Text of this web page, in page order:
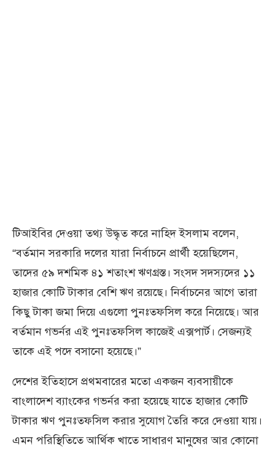
টিআইবির দেওয়া তথ্য উদ্ধৃত করে নাহিদ ইসলাম বলেন,
“বর্তমান সরকারি দলের যারা নির্বাচনে প্রার্থী হয়েছিলেন,
তাদের ৫৯ দশমিক ৪১ শতাংশ ঋণগ্রস্ত। সংসদ সদস্যদের ১১
হাজার কোটি টাকার বেশি ঋণ রয়েছে। নির্বাচনের আগে তারা
কিছু টাকা জমা দিয়ে এগুলো পুনঃতফসিল করে নিয়েছে। আর
বর্তমান গভর্নর এই পুনঃতফসিল কাজেই এক্সপার্ট। সেজন্যই
তাকে এই পদে বসানো হয়েছে।”
দেশের ইতিহাসে প্রথমবারের মতো একজন ব্যবসায়ীকে
বাংলাদেশ ব্যাংকের গভর্নর করা হয়েছে যাতে হাজার কোটি
টাকার ঋণ পুনঃতফসিল করার সুযোগ তৈরি করে দেওয়া যায়।
এমন পরিস্থিতিতে আর্থিক খাতে সাধারণ মানুষের আর কোনো